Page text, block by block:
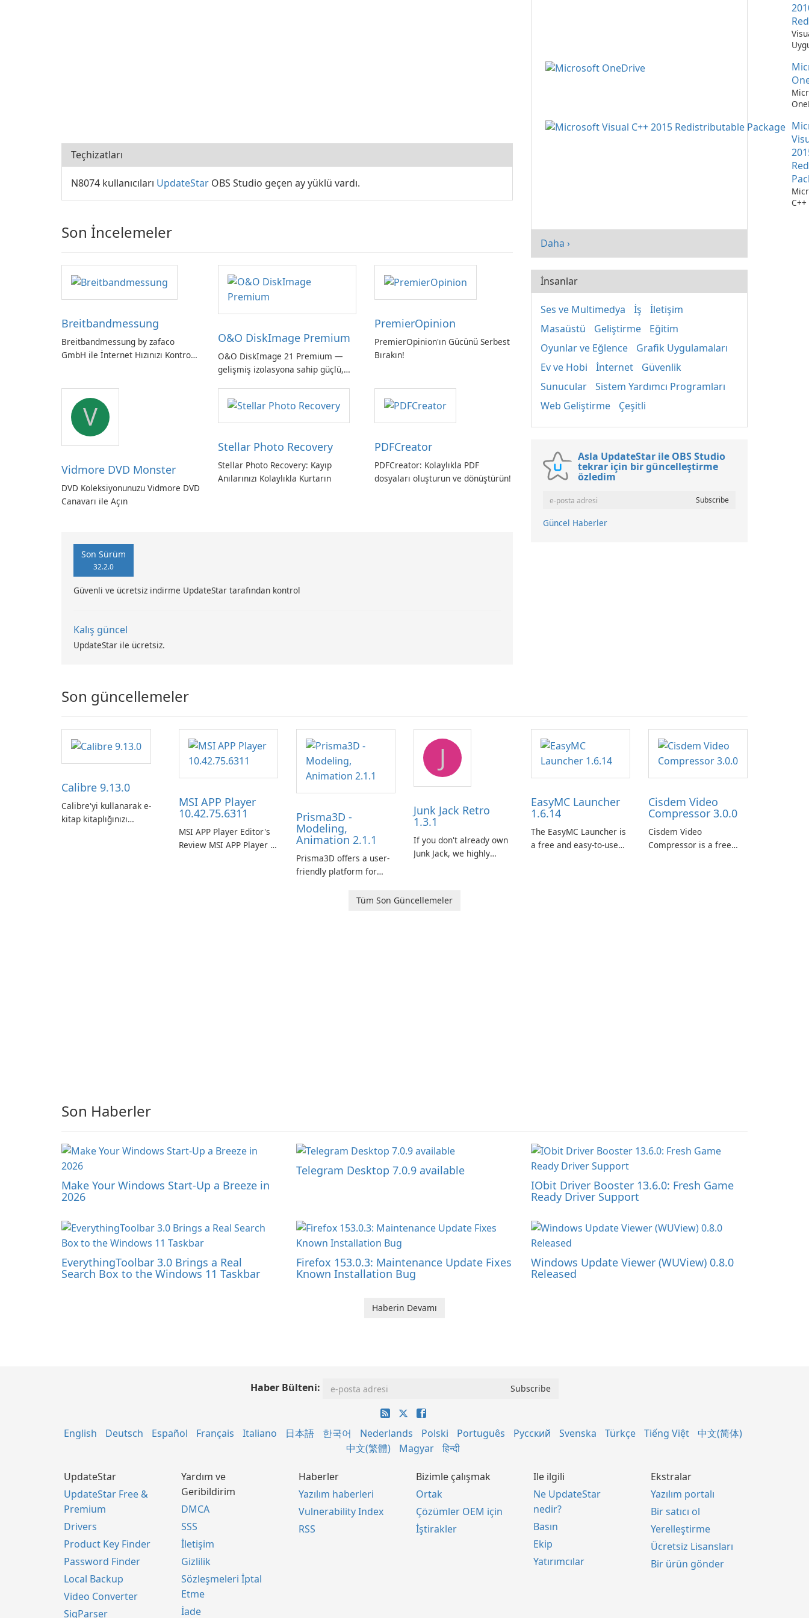
Teçhizatları
N8074 kullanıcıları UpdateStar OBS Studio geçen ay yüklü vardı.
Son İncelemeler
Breitbandmessung
Breitbandmessung by zafaco
GmbH ile İnternet Hızınızı Kontrol
O&O DiskImage Premium
O&O DiskImage 21 Premium —
gelişmiş izolasyona sahip güçlü,
yedekleme
PremierOpinion
PremierOpinion'ın Gücünü Serbest
Bırakın!
V
Vidmore DVD Monster
DVD Koleksiyonunuzu Vidmore DVD
Canavarı ile Açın
Stellar Photo Recovery
Stellar Photo Recovery: Kayıp
Anılarınızı Kolaylıkla Kurtarın
PDFCreator
PDFCreator: Kolaylıkla PDF
dosyaları oluşturun ve dönüştürün!
Son Sürüm
32.2.0
Güvenli ve ücretsiz indirme UpdateStar tarafından kontrol
Kalış güncel
UpdateStar ile ücretsiz.
Daha ›
İnsanlar
Ses ve Multimedya İş
İletişim
Masaüstü
Geliştirme
Eğitim
Oyunlar ve Eğlence
Grafik Uygulamaları
Ev ve Hobi
İnternet
Güvenlik
Sunucular
Sistem Yardımcı Programları
Web Geliştirme
Çeşitli
Asla UpdateStar ile OBS Studio
tekrar için bir güncelleştirme
özledim
Güncel Haberler
Son güncellemeler
Calibre 9.13.0
Calibre'yi kullanarak e-
kitap kitaplığınızı
MSI APP Player
10.42.75.6311
MSI APP Player Editor's
Review MSI APP Player is
Prisma3D -
Modeling,
Animation 2.1.1
Prisma3D offers a user-
friendly platform for
bring their imagination
J
Junk Jack Retro
1.3.1
If you don't already own
Junk Jack, we highly
game is where it all
EasyMC Launcher
1.6.14
The EasyMC Launcher is
a free and easy-to-use
Cisdem Video
Compressor 3.0.0
Cisdem Video
Compressor is a free
Tüm Son Güncellemeler
Son Haberler
Make Your Windows Start-Up a Breeze in
2026
Telegram Desktop 7.0.9 available
IObit Driver Booster 13.6.0: Fresh Game
Ready Driver Support
EverythingToolbar 3.0 Brings a Real
Search Box to the Windows 11 Taskbar
Firefox 153.0.3: Maintenance Update Fixes
Known Installation Bug
Windows Update Viewer (WUView) 0.8.0
Released
Haberin Devamı
Haber Bülteni:
English Deutsch Español Français Italiano 日本語 한국어 Nederlands Polski Português Русский Svenska Türkçe Tiếng Việt
中文(简体)
中文(繁體)
Magyar हिन्दी
UpdateStar
UpdateStar Free &
Premium
Drivers
Product Key Finder
Password Finder
Local Backup
Video Converter
SigParser
Yardım ve
Geribildirim
DMCA
SSS
İletişim
Gizlilik
Sözleşmeleri İptal
Etme
İade
Haberler
Yazılım haberleri
Vulnerability Index
RSS
Bizimle çalışmak
Ortak
Çözümler OEM için
İştirakler
Ile ilgili
Ne UpdateStar
nedir?
Basın
Ekip
Yatırımcılar
Ekstralar
Yazılım portalı
Bir satıcı ol
Yerelleştirme
Ücretsiz Lisansları
Bir ürün gönder